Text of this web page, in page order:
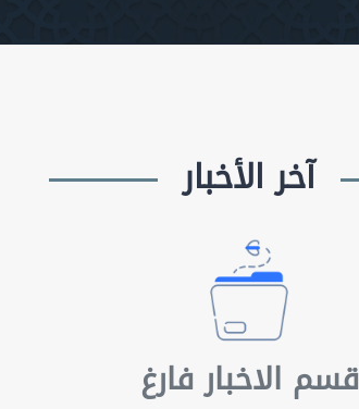
آخر الأخبار
قسم الاخبار فارغ